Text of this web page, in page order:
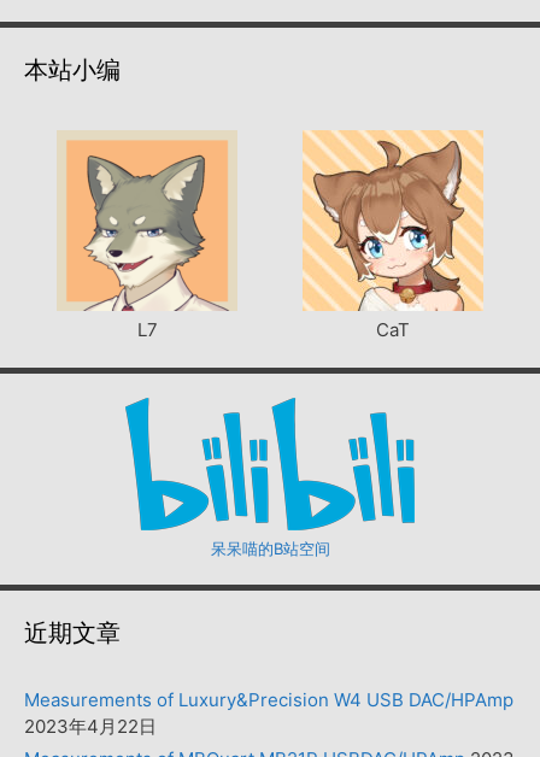
本站小编
L7 CaT
呆呆喵的B站空间
近期文章
Measurements of Luxury&Precision W4 USB DAC/HPAmp
2023年4月22日